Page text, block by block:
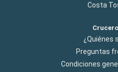
Costa
¿Quiénes
Preguntas
Condiciones